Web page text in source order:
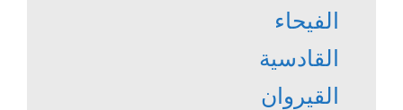
الفيحاء
القادسية
القيروان